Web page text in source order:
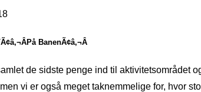
BanenÃ¢â‚¬Â
de sidste penge ind til
vi er også meget taknemmelige for, hvor